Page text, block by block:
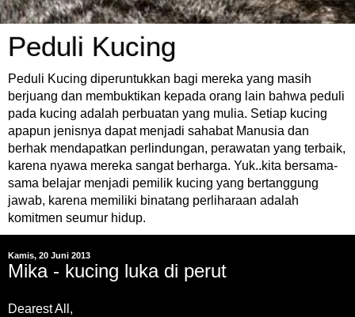
Peduli Kucing
Peduli Kucing diperuntukkan bagi mereka yang masih
berjuang dan membuktikan kepada orang lain bahwa peduli
pada kucing adalah perbuatan yang mulia. Setiap kucing
apapun jenisnya dapat menjadi sahabat Manusia dan
berhak mendapatkan perlindungan, perawatan yang terbaik,
karena nyawa mereka sangat berharga. Yuk..kita bersama-
sama belajar menjadi pemilik kucing yang bertanggung
jawab, karena memiliki binatang perliharaan adalah
komitmen seumur hidup.
Kamis, 20 Juni 2013
Mika - kucing luka di perut
Dearest All,